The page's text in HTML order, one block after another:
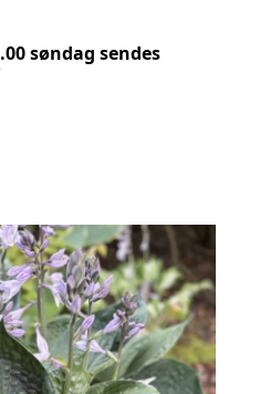
søndag sendes